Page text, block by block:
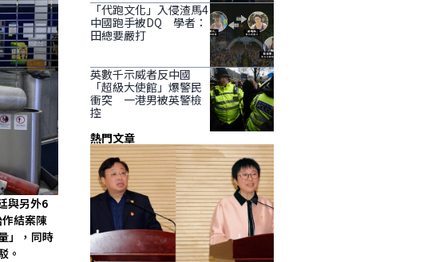
與另外6
結案陳
」，同時
。
「代跑文化」入侵渣馬4
中國跑手被DQ 學者：
田總要嚴打
英數千示威者反中國
「超級大使館」爆警民
衝突 一港男被英警檢
控
熱門文章